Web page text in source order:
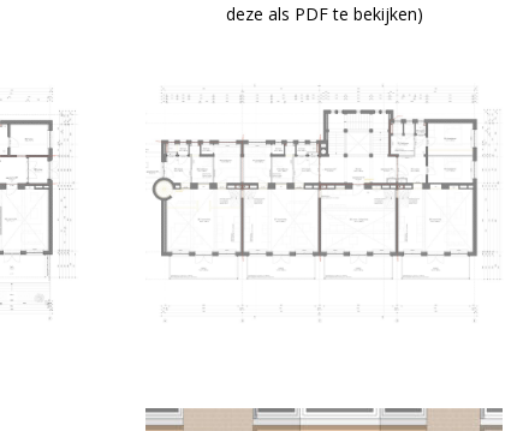
deze als PDF te bekijken)